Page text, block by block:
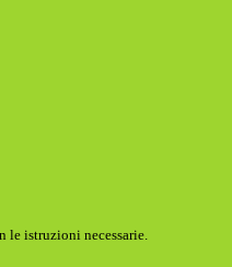
le istruzioni necessarie.